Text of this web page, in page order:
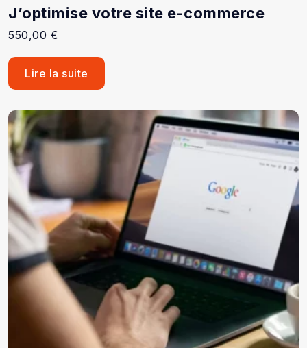
J’optimise votre site e-commerce
550,00 €
Lire la suite